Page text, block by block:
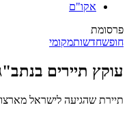
אקו"ם
פרסומת
חופשחדשותמקומי
עוקץ תיירים בנתב"ג: חויבה ב-2,400 שקל
תיירת שהגיעה לישראל